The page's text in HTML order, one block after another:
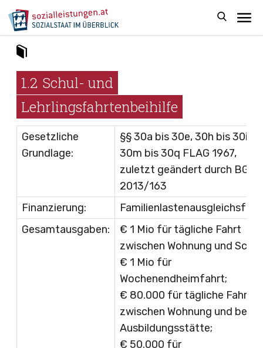
1.2 Schul- und
Lehrlingsfahrtenbeihilfe
Gesetzliche
Grundlage:
§§ 30a bis 30e, 30h bis 30i
30m bis 30q FLAG 1967,
zuletzt geändert durch BGBl
2013/163
Finanzierung:
Gesamtausgaben:
€ 1 Mio für tägliche Fahrt
zwischen Wohnung und
€ 1 Mio für
Wochenendheimfahrt;
€ 80.000 für tägliche Fahrt
zwischen Wohnung und betr
Ausbildungsstätte;
€ 50.000 für